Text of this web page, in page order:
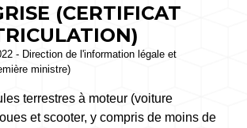
(CERTIFICAT
- Direction de l'information légale et
ministre)
terrestres à moteur (voiture
et scooter, y compris de moins de